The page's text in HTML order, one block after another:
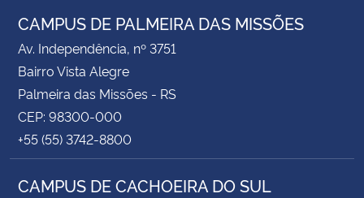
CAMPUS DE PALMEIRA DAS MISSÕES
Av. Independência, nº 3751
Bairro Vista Alegre
Palmeira das Missões - RS
CEP: 98300-000
+55 (55) 3742-8800
CAMPUS DE CACHOEIRA DO SUL